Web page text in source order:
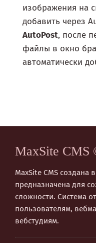
изображения на
добавить через
AutoPost, после
файлы в окно
автоматически
MaxSite CMS
MaxSite CMS
предназначена для
сложности. Система
пользователям,
вебстудиям.